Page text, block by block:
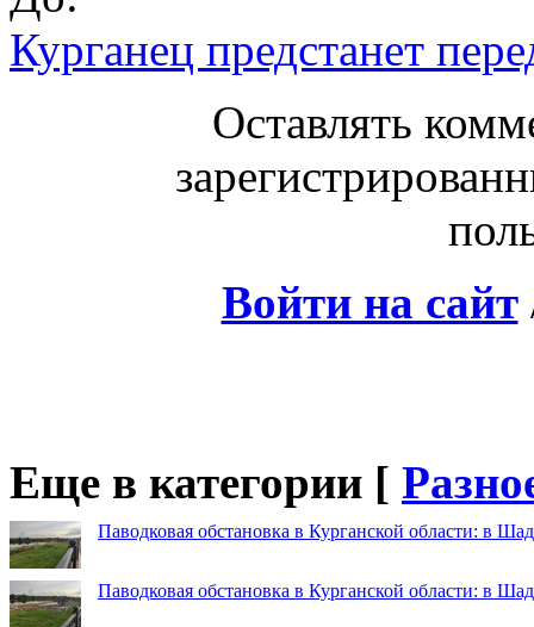
Курганец предстанет
Оставлять
Войти на сайт
Еще в категории [
Паводковая обстановка в Курганской области: в
Паводковая обстановка в Курганской области: в